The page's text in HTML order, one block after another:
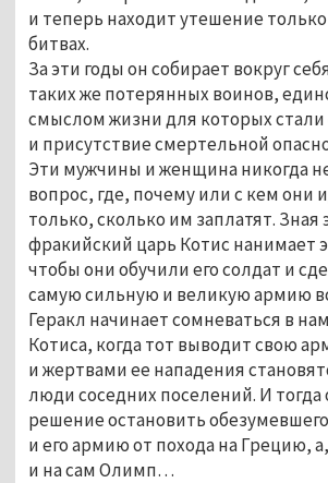
и теперь находит утешение
битвах.
За эти годы он собирает вокруг
таких же потерянных воинов,
смыслом жизни для которых
и присутствие смертельной
Эти мужчины и женщина никогда
вопрос, где, почему или с кем они
только, сколько им заплатят. Зная
фракийский царь Котис нанимает
чтобы они обучили его солдат и
самую сильную и великую армию
Геракл начинает сомневаться в
Котиса, когда тот выводит свою
и жертвами ее нападения
люди соседних поселений. И
решение остановить
и его армию от похода на Грецию,
и на сам Олимп…